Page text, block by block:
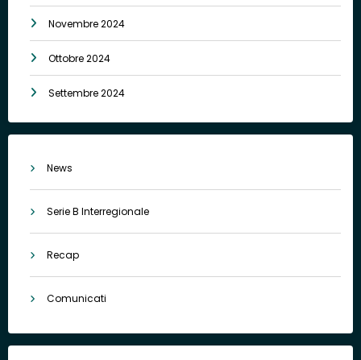
Novembre 2024
Ottobre 2024
Settembre 2024
News
Serie B Interregionale
Recap
Comunicati